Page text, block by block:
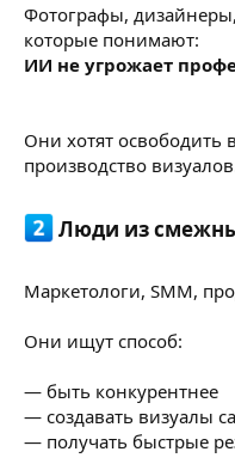
Фотографы,
которые понимают:
ИИ не угрожает
Они хотят освободить
производство
Люди из
Маркетологи, SMM,
Они ищут способ:
— быть конкурентнее
— создавать визуалы
— получать быстрые